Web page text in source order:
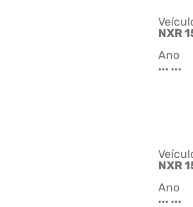
NXR
Ano
... ...
NXR
Ano
... ...